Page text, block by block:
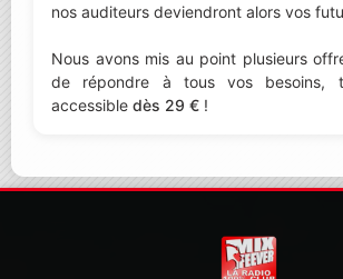
nos auditeurs deviendront alors vos
Nous avons mis au point plusieurs
de répondre à tous vos besoins,
accessible dès 29 € !